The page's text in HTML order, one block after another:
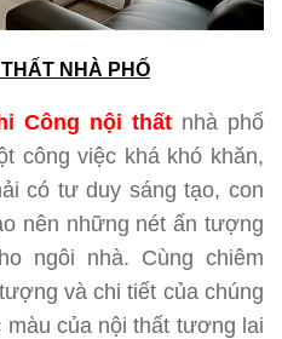
NHÀ PHỐ
Công nội thất nhà phố
công việc khá khó khăn,
có tư duy sáng tạo, con
nên những nét ấn tượng
ngôi nhà. Cùng chiêm
và chi tiết của chúng
của nội thất tương lai